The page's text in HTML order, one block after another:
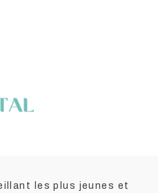
les plus jeunes et